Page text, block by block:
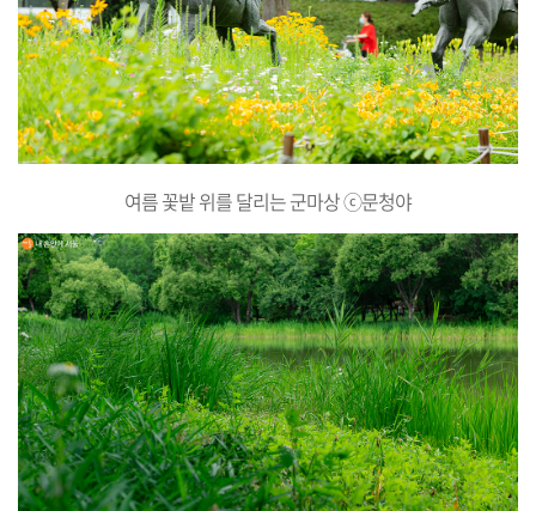
여름 꽃밭 위를 달리는 군마상 ⓒ문청야